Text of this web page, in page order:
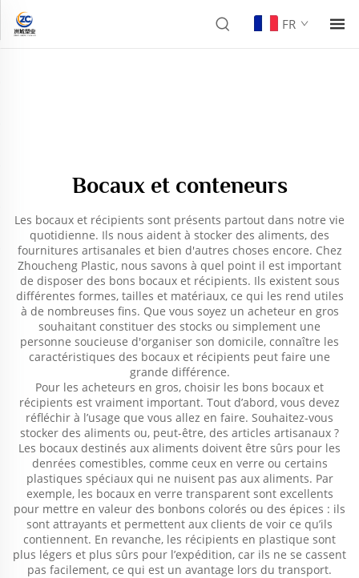
FR
Bocaux et conteneurs
Les bocaux et récipients sont présents partout dans notre vie
quotidienne. Ils nous aident à stocker des aliments, des
fournitures artisanales et bien d'autres choses encore. Chez
Zhoucheng Plastic, nous savons à quel point il est important
de disposer des bons bocaux et récipients. Ils existent sous
différentes formes, tailles et matériaux, ce qui les rend utiles
à de nombreuses fins. Que vous soyez un acheteur en gros
souhaitant constituer des stocks ou simplement une
personne soucieuse d'organiser son domicile, connaître les
caractéristiques des bocaux et récipients peut faire une
grande différence.
Pour les acheteurs en gros, choisir les bons bocaux et
récipients est vraiment important. Tout d’abord, vous devez
réfléchir à l’usage que vous allez en faire. Souhaitez-vous
stocker des aliments ou, peut-être, des articles artisanaux ?
Les bocaux destinés aux aliments doivent être sûrs pour les
denrées comestibles, comme ceux en verre ou certains
plastiques spéciaux qui ne nuisent pas aux aliments. Par
exemple, les bocaux en verre transparent sont excellents
pour mettre en valeur des bonbons colorés ou des épices : ils
sont attrayants et permettent aux clients de voir ce qu’ils
contiennent. En revanche, les récipients en plastique sont
plus légers et plus sûrs pour l’expédition, car ils ne se cassent
pas facilement, ce qui est un avantage lors du transport.